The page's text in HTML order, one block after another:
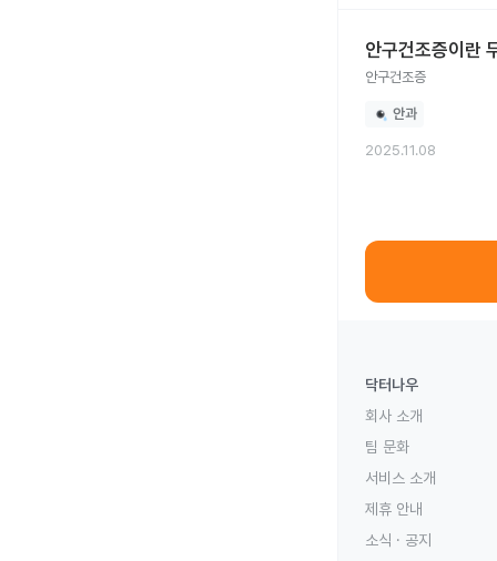
안구건조증이란
안구건조증
안과
2025.11.08
닥터나우
회사 소개
팀 문화
서비스 소개
제휴 안내
소식 · 공지